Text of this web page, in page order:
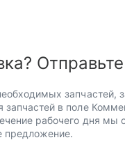
запчастей,
запчастей в поле
рабочего дня мы
предложение.